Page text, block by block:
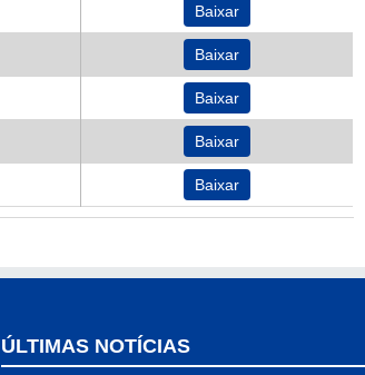
Baixar
Baixar
Baixar
Baixar
Baixar
ÚLTIMAS NOTÍCIAS